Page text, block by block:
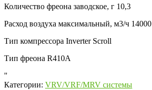
Количество фреона заводское, г 10,3
Расход воздуха максимальный, м3/ч 14000
Тип компрессора Inverter Scroll
Тип фреона R410A
"
Категории: VRV/VRF/MRV системы